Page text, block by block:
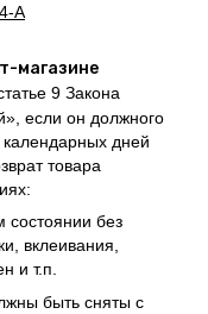
А
магазине
9 Закона
если он должного
календарных дней
товара
состоянии без
вклеивания,
и т.п.
быть сняты с